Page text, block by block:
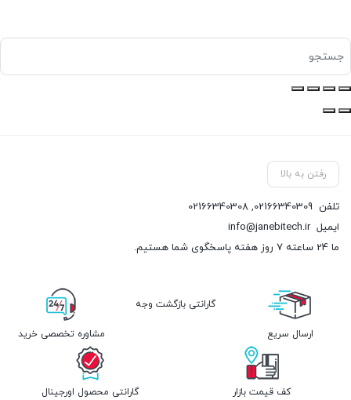
رفتن به بالا
تلفن 02166340309
,
02166340308
ایمیلinfo@janebitech.ir
ما 24 ساعته 7 روز هفته پاسخگوی شما هستیم.
ارسال سریع
گارانتی بازگشت وجه
مشاوره تخصصی خرید
کف قیمت بازار گارانتی محصول اورجینال